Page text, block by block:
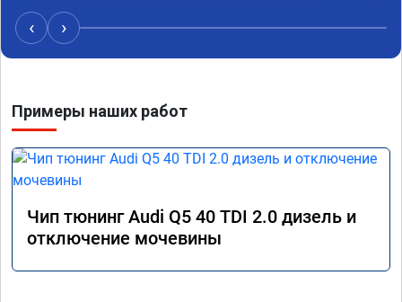
машина едет не в себя, еще раз спасибо
вам!!!!!!!
‹ ›
Примеры наших работ
Чип тюнинг Audi Q5 40 TDI 2.0 дизель и
отключение мочевины